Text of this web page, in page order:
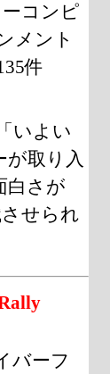
コンピ
メント
件
いよい
が取り入
白さが
せられ
バーフ